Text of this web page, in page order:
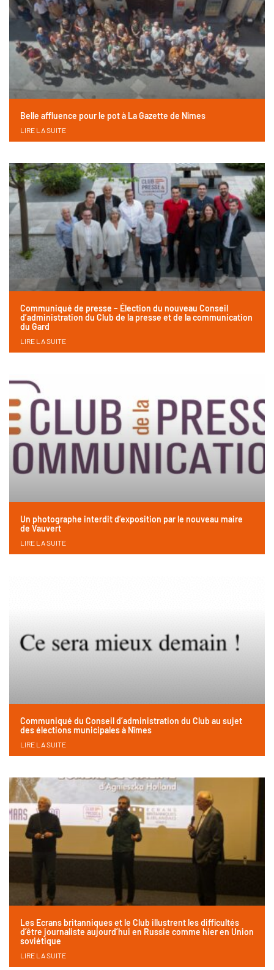
Belle affluence pour le pot à La Gazette de Nîmes
LIRE LA SUITE
Communiqué de presse – Élection du nouveau Conseil
d’administration du Club de la presse et de la communication
du Gard
LIRE LA SUITE
Un photographe interdit d’exposition par le nouveau maire
de Vauvert
LIRE LA SUITE
Communiqué du Conseil d’administration du Club au sujet
des élections municipales à Nîmes
LIRE LA SUITE
Les Ecrans britanniques et le Club illustrent les difficultés
d’être journaliste aujourd’hui en Russie comme hier en Union
soviétique
LIRE LA SUITE